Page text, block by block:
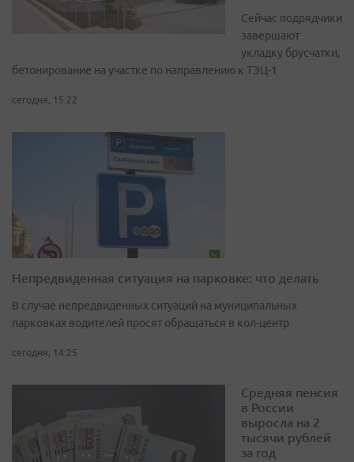
Сейчас подрядчики
завершают
укладку брусчатки,
бетонирование на участке по направлению к ТЭЦ-1
сегодня, 15:22
Непредвиденная ситуация на парковке: что делать
В случае непредвиденных ситуаций на муниципальных
парковках водителей просят обращаться в кол-центр
сегодня, 14:25
Средняя пенсия
в России
выросла на 2
тысячи рублей
за год